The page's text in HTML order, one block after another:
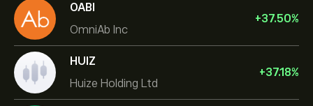
OABI
OmniAb Inc
+37.50%
HUIZ
Huize Holding Ltd
+37.18%